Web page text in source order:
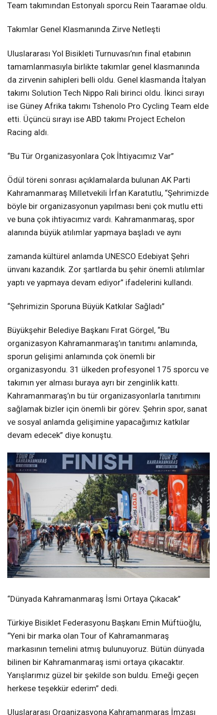
Team takımından Estonyalı sporcu Rein Taaramae oldu.
Takımlar Genel Klasmanında Zirve Netleşti
Uluslararası Yol Bisikleti Turnuvası’nın final etabının
tamamlanmasıyla birlikte takımlar genel klasmanında
da zirvenin sahipleri belli oldu. Genel klasmanda İtalyan
takımı Solution Tech Nippo Rali birinci oldu. İkinci sırayı
ise Güney Afrika takımı Tshenolo Pro Cycling Team elde
etti. Üçüncü sırayı ise ABD takımı Project Echelon
Racing aldı.
“Bu Tür Organizasyonlara Çok İhtiyacımız Var”
Ödül töreni sonrası açıklamalarda bulunan AK Parti
Kahramanmaraş Milletvekili İrfan Karatutlu, “Şehrimizde
böyle bir organizasyonun yapılması beni çok mutlu etti
ve buna çok ihtiyacımız vardı. Kahramanmaraş, spor
alanında büyük atılımlar yapmaya başladı ve aynı
zamanda kültürel anlamda UNESCO Edebiyat Şehri
ünvanı kazandık. Zor şartlarda bu şehir önemli atılımlar
yaptı ve yapmaya devam ediyor” ifadelerini kullandı.
“Şehrimizin Sporuna Büyük Katkılar Sağladı”
Büyükşehir Belediye Başkanı Fırat Görgel, “Bu
organizasyon Kahramanmaraş’ın tanıtımı anlamında,
sporun gelişimi anlamında çok önemli bir
organizasyondu. 31 ülkeden profesyonel 175 sporcu ve
takımın yer alması buraya ayrı bir zenginlik kattı.
Kahramanmaraş’ın bu tür organizasyonlarla tanıtımını
sağlamak bizler için önemli bir görev. Şehrin spor, sanat
ve sosyal anlamda gelişimine yapacağımız katkılar
devam edecek” diye konuştu.
“Dünyada Kahramanmaraş İsmi Ortaya Çıkacak”
Türkiye Bisiklet Federasyonu Başkanı Emin Müftüoğlu,
“Yeni bir marka olan Tour of Kahramanmaraş
markasının temelini atmış bulunuyoruz. Bütün dünyada
bilinen bir Kahramanmaraş ismi ortaya çıkacaktır.
Yarışlarımız güzel bir şekilde son buldu. Emeği geçen
herkese teşekkür ederim” dedi.
Uluslararası Organizasyona Kahramanmaraş İmzası